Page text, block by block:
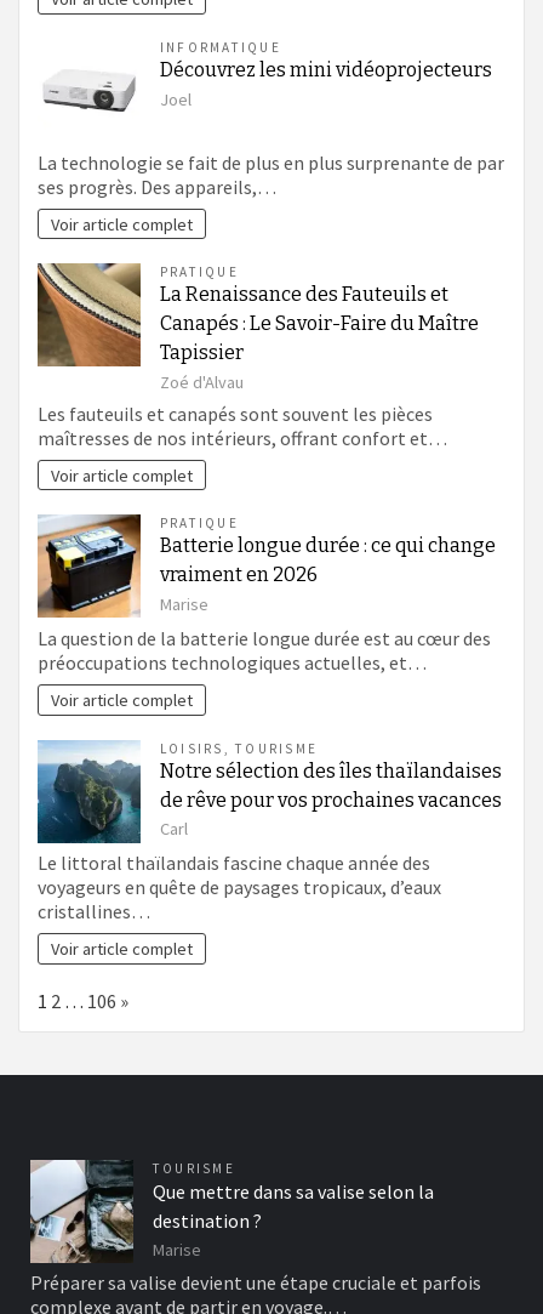
INFORMATIQUE
Découvrez les mini vidéoprojecteurs
Joel
La technologie se fait de plus en plus surprenante de par
ses progrès. Des appareils,…
Voir article complet
PRATIQUE
La Renaissance des Fauteuils et
Canapés : Le Savoir-Faire du Maître
Tapissier
Zoé d'Alvau
Les fauteuils et canapés sont souvent les pièces
maîtresses de nos intérieurs, offrant confort et…
Voir article complet
PRATIQUE
Batterie longue durée : ce qui change
vraiment en 2026
Marise
La question de la batterie longue durée est au cœur des
préoccupations technologiques actuelles, et…
Voir article complet
LOISIRS ,TOURISME
Notre sélection des îles thaïlandaises
de rêve pour vos prochaines vacances
Carl
Le littoral thaïlandais fascine chaque année des
voyageurs en quête de paysages tropicaux, d’eaux
cristallines…
Voir article complet
Page:
1 2 … 106 Next
»
TOURISME
Que mettre dans sa valise selon la
destination ?
Marise
Préparer sa valise devient une étape cruciale et parfois
complexe avant de partir en voyage.…